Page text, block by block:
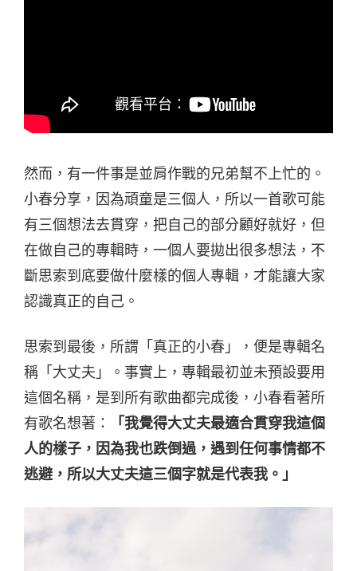
然而，有一件事是並肩作戰的兄弟幫不上忙的。
小春分享，因為頑童是三個人，所以一首歌可能
有三個想法去貫穿，把自己的部分顧好就好，但
在做自己的專輯時，一個人要拋出很多想法，不
斷思索到底要做什麼樣的個人專輯，才能讓大家
認識真正的自己。
思索到最後，所謂「真正的小春」，便是專輯名
稱「大丈夫」。事實上，專輯最初並未預設要用
這個名稱，是到所有歌曲都完成後，小春看著所
有歌名想著：
「我覺得大丈夫最適合貫穿我這個
人的樣子，因為我也跌倒過，遇到任何事情都不
逃避，所以大丈夫這三個字就是代表我。」